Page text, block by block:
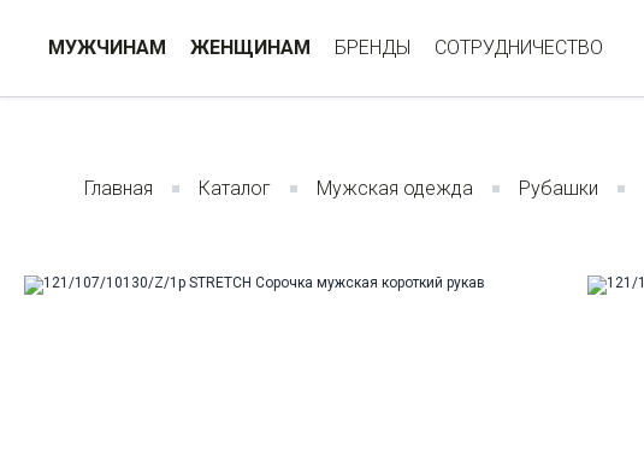
МУЖЧИНАМ ЖЕНЩИНАМ БРЕНДЫ СОТРУДНИЧЕСТВО
Главная Каталог Мужская одежда Рубашки